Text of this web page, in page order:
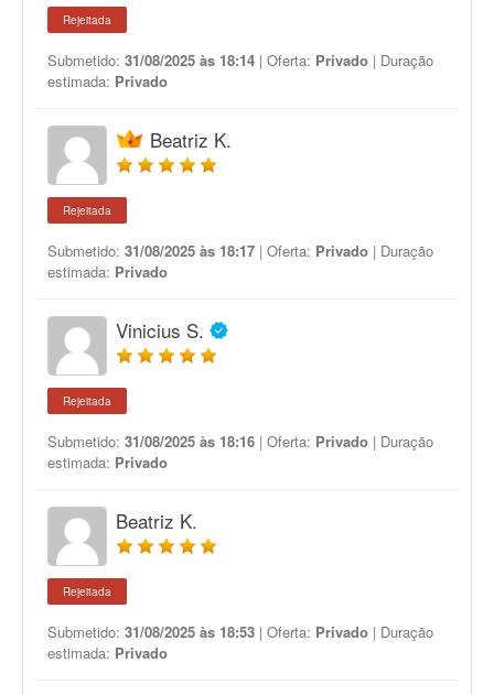
Rejeitada
Submetido: 31/08/2025 às 18:14 | Oferta: Privado | Duração
estimada: Privado
Beatriz K.
Rejeitada
Submetido: 31/08/2025 às 18:17 | Oferta: Privado | Duração
estimada: Privado
Vinicius S.
Rejeitada
Submetido: 31/08/2025 às 18:16 | Oferta: Privado | Duração
estimada: Privado
Beatriz K.
Rejeitada
Submetido: 31/08/2025 às 18:53 | Oferta: Privado | Duração
estimada: Privado